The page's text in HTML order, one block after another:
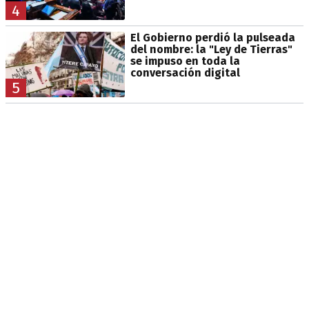
4
5
El Gobierno perdió la pulseada
del nombre: la "Ley de Tierras"
se impuso en toda la
conversación digital